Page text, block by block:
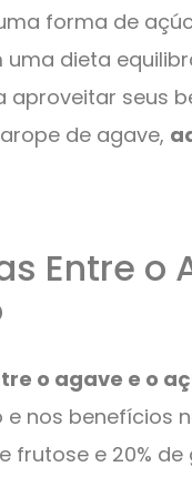
forma de
uma dieta
aproveitar seus
de agave,
Entre o
o agave e o
nos benefícios
frutose e 20%